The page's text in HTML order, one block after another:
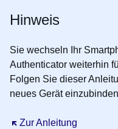
Hinweis
Sie wechseln Ihr
Authenticator weiterhin
Folgen Sie dieser
neues Gerät
Zur Anleitung
Öffnet sich in einem